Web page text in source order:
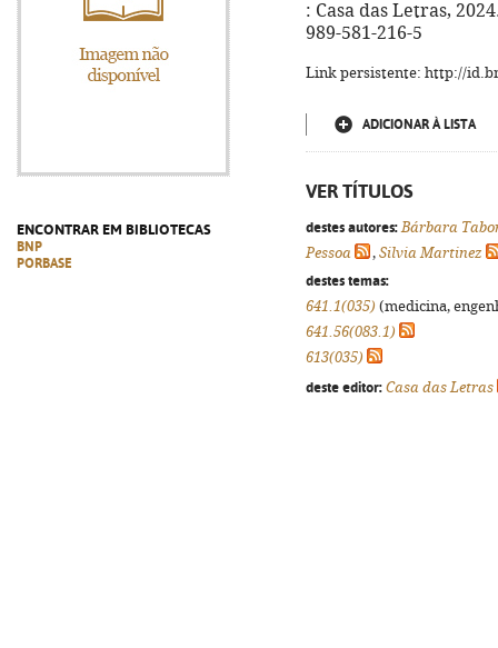
ENCONTRAR EM BIBLIOTECAS
BNP
PORBASE
: Casa das Letras,
989-581-216-5
Link persistente: http://
ADICIONAR À LISTA
VER TÍTULOS
destes autores: Bárbara
Pessoa
, Silvia Martinez
destes temas:
641.1(035) (medicina,
641.56(083.1)
613(035)
deste editor: Casa das Letras